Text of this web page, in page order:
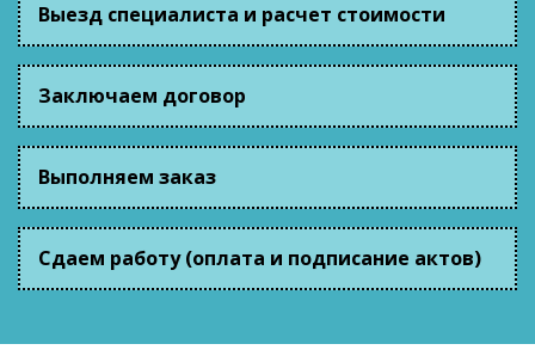
Выезд специалиста и расчет стоимости
Заключаем договор
Выполняем заказ
Сдаем работу (оплата и подписание актов)